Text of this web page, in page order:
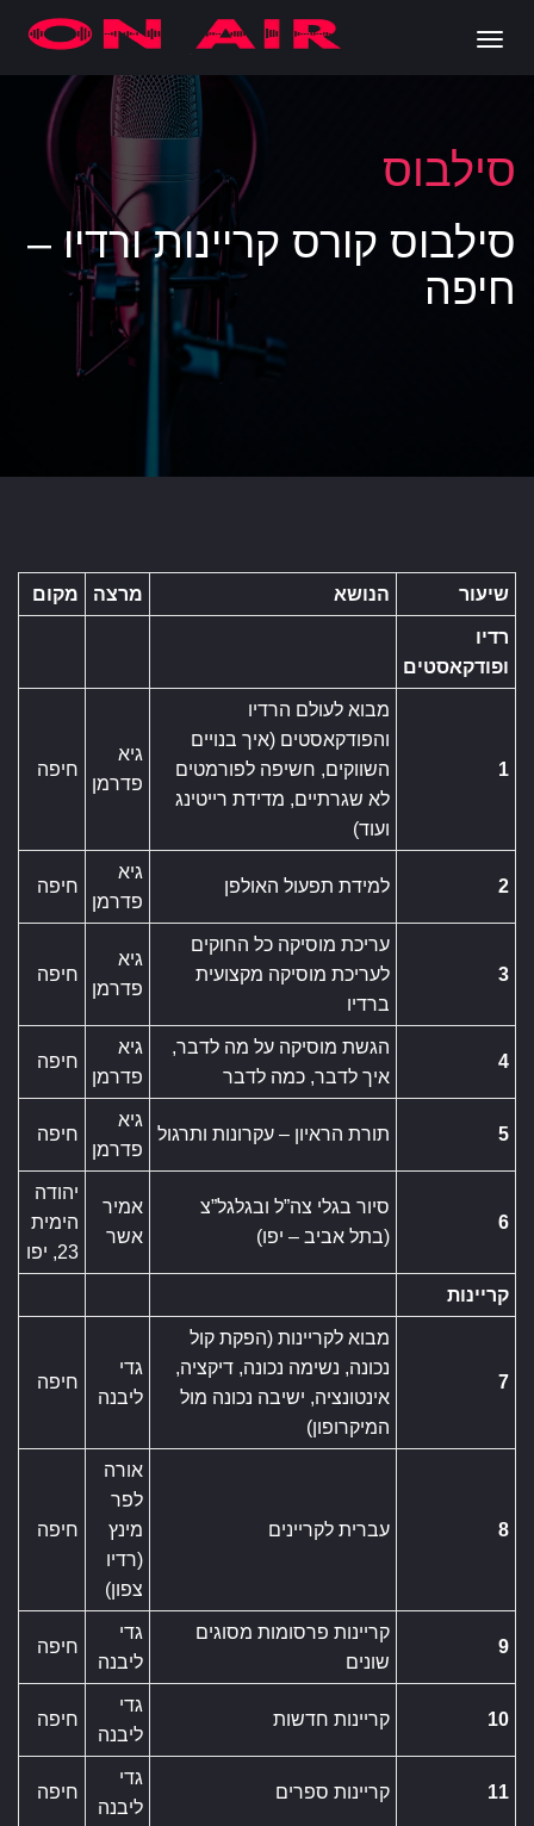
content
oggle
navigation
סילבוס
סילבוס קורס קריינות ורדיו –
חיפה
שיעור הנושא מרצה מקום
רדיו
ופודקאסטים
1
מבוא לעולם הרדיו
והפודקאסטים (איך בנויים
השווקים, חשיפה לפורמטים
לא שגרתיים, מדידת רייטינג
ועוד)
גיא
פדרמן
חיפה
2 למידת תפעול האולפן
גיא
פדרמן
חיפה
3
עריכת מוסיקה כל החוקים
לעריכת מוסיקה מקצועית
ברדיו
גיא
פדרמן
חיפה
4
הגשת מוסיקה על מה לדבר,
איך לדבר, כמה לדבר
גיא
פדרמן
חיפה
5 תורת הראיון – עקרונות ותרגול
גיא
פדרמן
חיפה
6
סיור בגלי צה”ל ובגלגל”צ
(בתל אביב – יפו)
אמיר
אשר
יהודה
הימית
23, יפו
קריינות
7
מבוא לקריינות (הפקת קול
נכונה, נשימה נכונה, דיקציה,
אינטונציה, ישיבה נכונה מול
המיקרופון)
גדי
ליבנה
חיפה
8 עברית לקריינים
אורה
לפר
מינץ
(רדיו
צפון)
חיפה
9
קריינות פרסומות מסוגים
שונים
גדי
ליבנה
חיפה
10 קריינות חדשות
גדי
ליבנה
חיפה
11 קריינות ספרים
גדי
ליבנה
חיפה